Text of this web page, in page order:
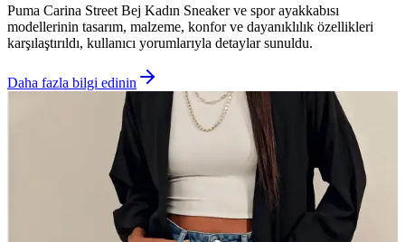
Puma Carina Street Bej Kadın Sneaker ve spor ayakkabısı
modellerinin tasarım, malzeme, konfor ve dayanıklılık özellikleri
karşılaştırıldı, kullanıcı yorumlarıyla detaylar sunuldu.
Daha fazla bilgi edinin